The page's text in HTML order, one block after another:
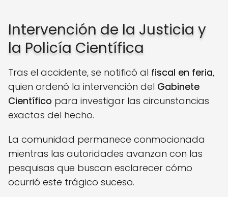
Intervención de la Justicia y
la Policía Científica
Tras el accidente, se notificó al fiscal en feria,
quien ordenó la intervención del Gabinete
Científico para investigar las circunstancias
exactas del hecho.
La comunidad permanece conmocionada
mientras las autoridades avanzan con las
pesquisas que buscan esclarecer cómo
ocurrió este trágico suceso.